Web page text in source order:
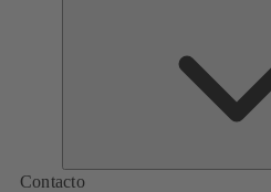
Contacto